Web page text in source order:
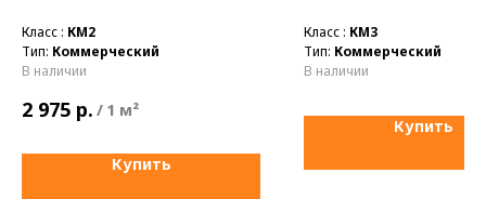
Класс : КМ2
Тип: Коммерческий
В наличии
2 975 р. / 1 м²
Купить
Класс : КМ3
Тип: Коммерческий
В наличии
Купить